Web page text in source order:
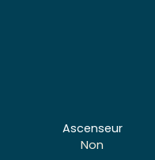
Ascenseur
Non